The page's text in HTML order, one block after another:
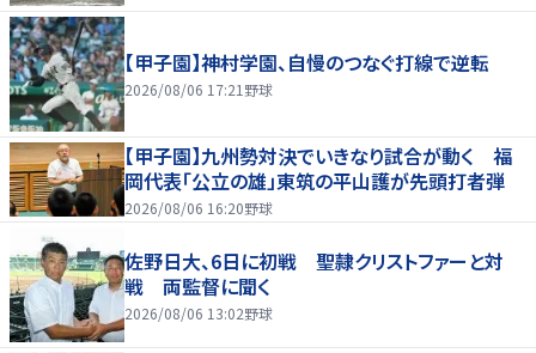
【甲子園】神村学園、自慢のつなぐ打線で逆転
2026/08/06 17:21 野球
【甲子園】九州勢対決でいきなり試合が動く 福
岡代表「公立の雄」東筑の平山護が先頭打者弾
2026/08/06 16:20野球
佐野日大、6日に初戦 聖隷クリストファーと対
戦 両監督に聞く
2026/08/06 13:02野球